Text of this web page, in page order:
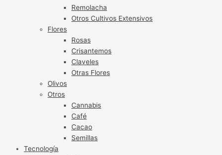
Remolacha
Otros Cultivos Extensivos
Flores
Rosas
Crisantemos
Claveles
Otras Flores
Olivos
Otros
Cannabis
Café
Cacao
Semillas
Tecnología